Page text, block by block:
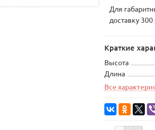
Для
доставку
Краткие
Высота
Длина
Все